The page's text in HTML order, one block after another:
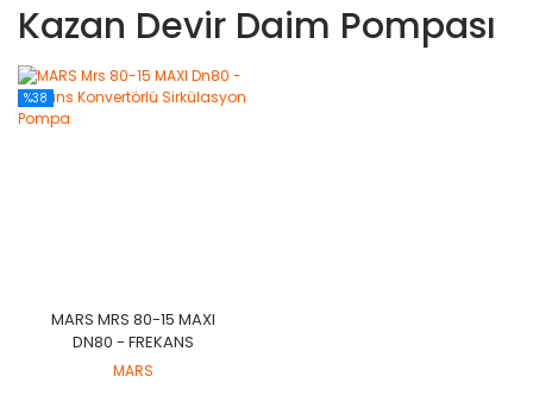
Kazan Devir Daim Pompası
%38
MARS MRS 80-15 MAXI
DN80 - FREKANS
KONVERTÖRLÜ
MARS